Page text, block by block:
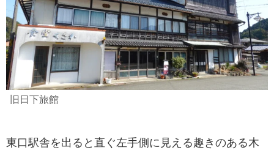
旧日下旅館
東口駅舎を出ると直ぐ左手側に見える趣きのある木